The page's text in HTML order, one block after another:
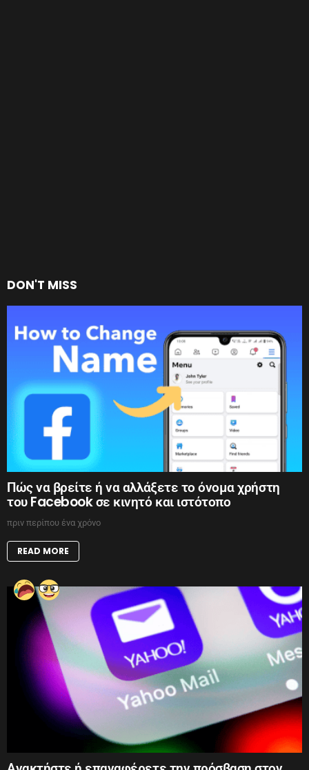
DON'T MISS
Πώς να βρείτε ή να αλλάξετε το όνομα χρήστη
του Facebook σε κινητό και ιστότοπο
πριν περίπου ένα χρόνο
READ MORE